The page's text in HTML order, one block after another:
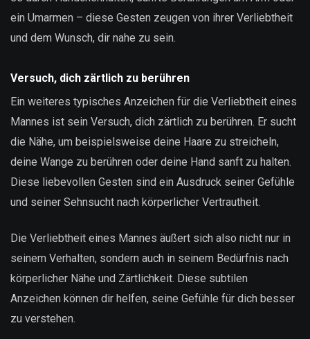
ein Umarmen – diese Gesten zeugen von ihrer Verliebtheit
und dem Wunsch, dir nahe zu sein.
Versuch, dich zärtlich zu berühren
Ein weiteres typisches Anzeichen für die Verliebtheit eines
Mannes ist sein Versuch, dich zärtlich zu berühren. Er sucht
die Nähe, um beispielsweise deine Haare zu streicheln,
deine Wange zu berühren oder deine Hand sanft zu halten.
Diese liebevollen Gesten sind ein Ausdruck seiner Gefühle
und seiner Sehnsucht nach körperlicher Vertrautheit.
Die Verliebtheit eines Mannes äußert sich also nicht nur in
seinem Verhalten, sondern auch in seinem Bedürfnis nach
körperlicher Nähe und Zärtlichkeit. Diese subtilen
Anzeichen können dir helfen, seine Gefühle für dich besser
zu verstehen.